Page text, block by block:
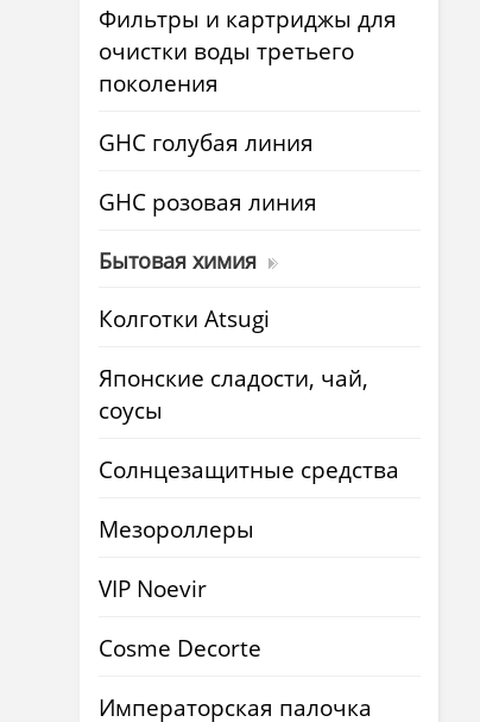
Фильтры и картриджы для
очистки воды третьего
поколения
GHC голубая линия
GHC розовая линия
Бытовая химия
Колготки Atsugi
Японские сладости, чай,
соусы
Солнцезащитные средства
Мезороллеры
VIP Noevir
Cosme Decorte
Императорская палочка